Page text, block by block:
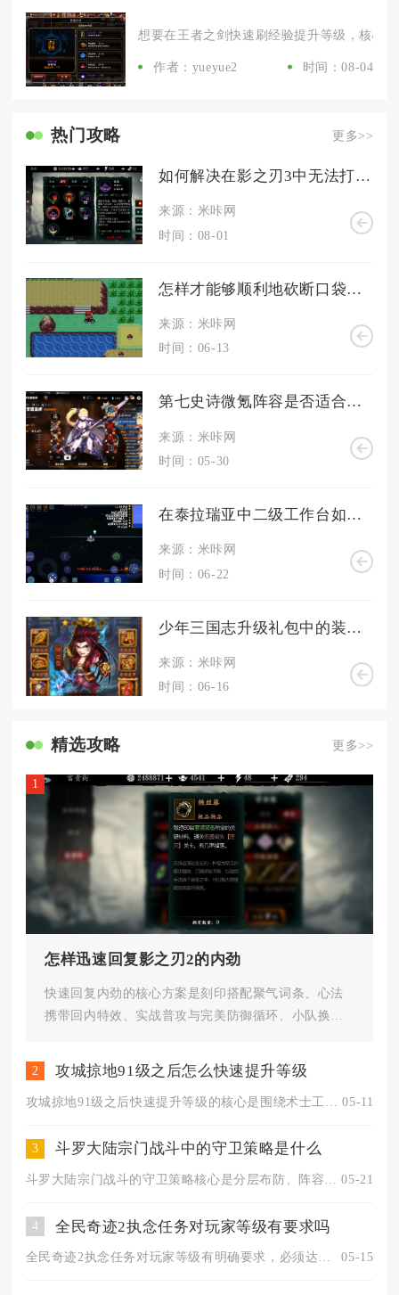
想要在王者之剑快速刷经验提升等级，核心
作者：yueyue2 时间：08-04
热门攻略 更多>>
如何解决在影之刃3中无法打动怪的问题
来源：米咔网
时间：08-01
怎样才能够顺利地砍断口袋妖怪火红小树
来源：米咔网
时间：06-13
第七史诗微氪阵容是否适合攻击型玩家
来源：米咔网
时间：05-30
在泰拉瑞亚中二级工作台如何制造
来源：米咔网
时间：06-22
少年三国志升级礼包中的装备是否能够改变战局
来源：米咔网
时间：06-16
精选攻略 更多>>
1
怎样迅速回复影之刃2的内劲
快速回复内劲的核心方案是刻印搭配聚气词条、心法
携带回内特效、实战普攻与完美防御循环、小队换人
2 攻城掠地91级之后怎么快速提升等级
05-11
3 斗罗大陆宗门战斗中的守卫策略是什么
05-21
4 全民奇迹2执念任务对玩家等级有要求吗
全民奇迹2执念任务对玩家等级有明确要求，必须达到1转80级才... 05-15